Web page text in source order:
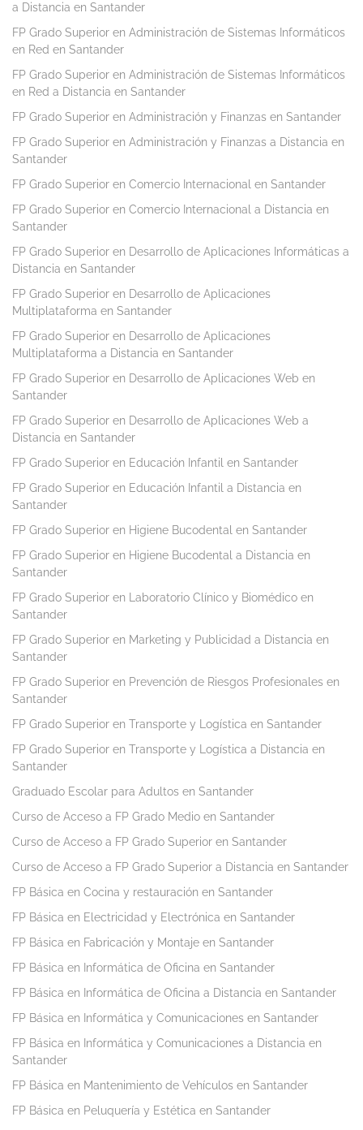
a Distancia en Santander
FP Grado Superior en Administración de Sistemas Informáticos
en Red en Santander
FP Grado Superior en Administración de Sistemas Informáticos
en Red a Distancia en Santander
FP Grado Superior en Administración y Finanzas en Santander
FP Grado Superior en Administración y Finanzas a Distancia en
Santander
FP Grado Superior en Comercio Internacional en Santander
FP Grado Superior en Comercio Internacional a Distancia en
Santander
FP Grado Superior en Desarrollo de Aplicaciones Informáticas a
Distancia en Santander
FP Grado Superior en Desarrollo de Aplicaciones
Multiplataforma en Santander
FP Grado Superior en Desarrollo de Aplicaciones
Multiplataforma a Distancia en Santander
FP Grado Superior en Desarrollo de Aplicaciones Web en
Santander
FP Grado Superior en Desarrollo de Aplicaciones Web a
Distancia en Santander
FP Grado Superior en Educación Infantil en Santander
FP Grado Superior en Educación Infantil a Distancia en
Santander
FP Grado Superior en Higiene Bucodental en Santander
FP Grado Superior en Higiene Bucodental a Distancia en
Santander
FP Grado Superior en Laboratorio Clínico y Biomédico en
Santander
FP Grado Superior en Marketing y Publicidad a Distancia en
Santander
FP Grado Superior en Prevención de Riesgos Profesionales en
Santander
FP Grado Superior en Transporte y Logística en Santander
FP Grado Superior en Transporte y Logística a Distancia en
Santander
Graduado Escolar para Adultos en Santander
Curso de Acceso a FP Grado Medio en Santander
Curso de Acceso a FP Grado Superior en Santander
Curso de Acceso a FP Grado Superior a Distancia en Santander
FP Básica en Cocina y restauración en Santander
FP Básica en Electricidad y Electrónica en Santander
FP Básica en Fabricación y Montaje en Santander
FP Básica en Informática de Oficina en Santander
FP Básica en Informática de Oficina a Distancia en Santander
FP Básica en Informática y Comunicaciones en Santander
FP Básica en Informática y Comunicaciones a Distancia en
Santander
FP Básica en Mantenimiento de Vehículos en Santander
FP Básica en Peluquería y Estética en Santander